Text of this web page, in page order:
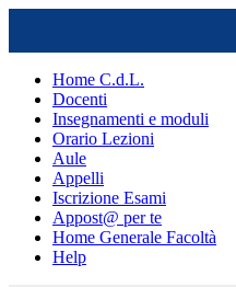
Home C.d.L.
Docenti
Insegnamenti e moduli
Orario Lezioni
Aule
Appelli
Iscrizione Esami
Appost@ per te
Home Generale Facoltà
Help